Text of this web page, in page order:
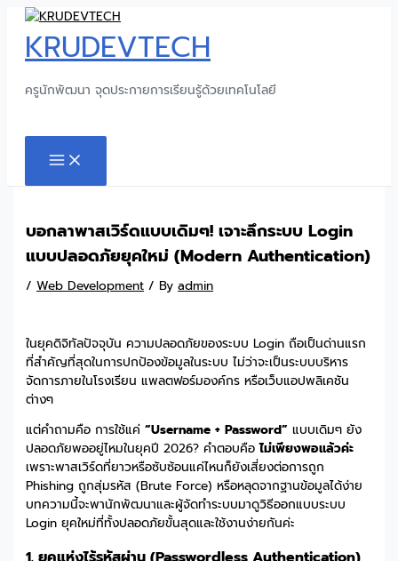
Skip
content
KRUDEVTECH
ครูนักพัฒนา จุดประกายการเรียนรู้ด้วยเทคโนโลยี
MAIN
MENU
บอกลาพาสเวิร์ดแบบเดิมๆ! เจาะลึกระบบ Login
แบบปลอดภัยยุคใหม่ (Modern Authentication)
/Web Development / Byadmin
ในยุคดิจิทัลปัจจุบัน ความปลอดภัยของระบบ Login ถือเป็นด่านแรก
ที่สำคัญที่สุดในการปกป้องข้อมูลในระบบ ไม่ว่าจะเป็นระบบบริหาร
จัดการภายในโรงเรียน แพลตฟอร์มองค์กร หรือเว็บแอปพลิเคชัน
ต่างๆ
แต่คำถามคือ การใช้แค่“Username + Password” แบบเดิมๆ ยัง
ปลอดภัยพออยู่ไหมในยุคปี 2026? คำตอบคือไม่เพียงพอแล้วค่ะ
เพราะพาสเวิร์ดที่ยาวหรือซับซ้อนแค่ไหนก็ยังเสี่ยงต่อการถูก
Phishing ถูกสุ่มรหัส (Brute Force) หรือหลุดจากฐานข้อมูลได้ง่าย
บทความนี้จะพานักพัฒนาและผู้จัดทำระบบมาดูวิธีออกแบบระบบ
Login ยุคใหม่ที่ทั้งปลอดภัยขั้นสุดและใช้งานง่ายกันค่ะ